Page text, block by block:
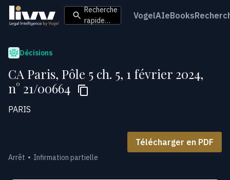
Recherche
rapide…
VogelAIeBooks
Décisions
CA Paris, Pôle 5 ch. 5, 1 février 2024,
n° 21/00664
PARIS
Télécharger en PDF
Arrêt Infirmation partielle